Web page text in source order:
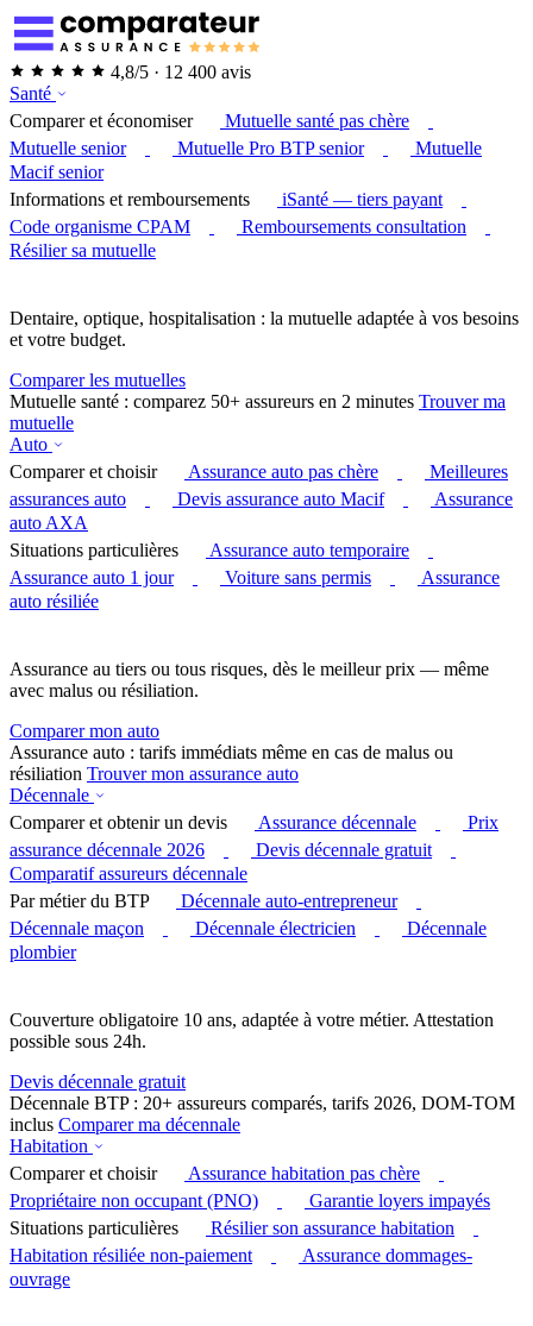
4,8/5 · 12 400 avis
Santé
Comparer et économiser
Mutuelle santé pas chère
Mutuelle senior
Mutuelle Pro BTP senior
Mutuelle
Macif senior
Informations et remboursements
iSanté — tiers payant
Code organisme CPAM
Remboursements consultation
Résilier sa mutuelle
Dentaire, optique, hospitalisation : la mutuelle adaptée à vos besoins
et votre budget.
Comparer les mutuelles
Mutuelle santé : comparez 50+ assureurs en 2 minutes Trouver ma
mutuelle
Auto
Comparer et choisir
Assurance auto pas chère
Meilleures
assurances auto
Devis assurance auto Macif
Assurance
auto AXA
Situations particulières
Assurance auto temporaire
Assurance auto 1 jour
Voiture sans permis
Assurance
auto résiliée
Assurance au tiers ou tous risques, dès le meilleur prix — même
avec malus ou résiliation.
Comparer mon auto
Assurance auto : tarifs immédiats même en cas de malus ou
résiliation Trouver mon assurance auto
Décennale
Comparer et obtenir un devis
Assurance décennale
Prix
assurance décennale 2026
Devis décennale gratuit
Comparatif assureurs décennale
Par métier du BTP
Décennale auto-entrepreneur
Décennale maçon
Décennale électricien
Décennale
plombier
Couverture obligatoire 10 ans, adaptée à votre métier. Attestation
possible sous 24h.
Devis décennale gratuit
Décennale BTP : 20+ assureurs comparés, tarifs 2026, DOM-TOM
inclus Comparer ma décennale
Habitation
Comparer et choisir
Assurance habitation pas chère
Propriétaire non occupant (PNO)
Garantie loyers impayés
Situations particulières
Résilier son assurance habitation
Habitation résiliée non-paiement
Assurance dommages-
ouvrage